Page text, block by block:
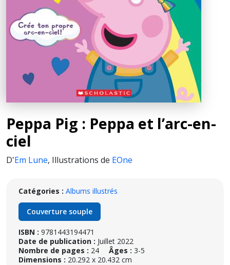
Peppa Pig : Peppa et l’arc-en-
ciel
D'Em Lune, Illustrations de EOne
Catégories : Albums illustrés
Couverture souple
ISBN : 9781443194471
Date de publication : Juillet 2022
Nombre de pages : 24 Âges : 3-5
Dimensions : 20.292 x 20.432 cm